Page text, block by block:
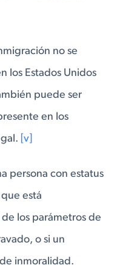
no se
los Estados Unidos
puede ser
en los
[v]
persona con estatus
está
los parámetros de
o si un
inmoralidad.